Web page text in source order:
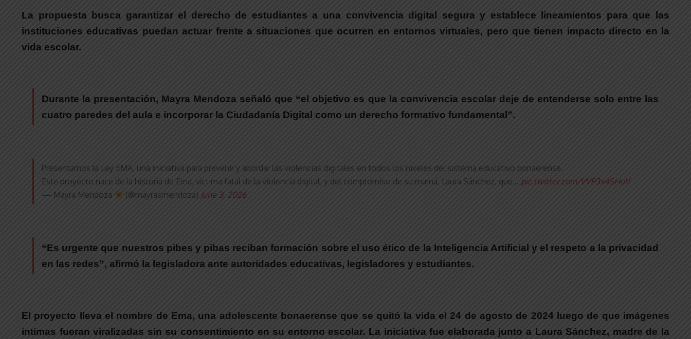
La propuesta busca garantizar el derecho de estudiantes a una convivencia digital seguray establece lineamientos para que las
instituciones educativas puedan actuar frente a situaciones que ocurren en entornos virtuales, pero que tienen impacto directo en la
vida escolar.
Durante la presentación, Mayra Mendoza señaló que “el objetivo es que la convivencia escolar deje de entenderse solo entre las
cuatro paredes del aula e incorporar la Ciudadanía Digital como un derecho formativo fundamental”.
Presentamos la Ley EMA, una iniciativa para prevenir y abordar las violencias digitales en todos los niveles del sistema educativo bonaerense.
Este proyecto nace de la historia de Ema, víctima fatal de la violencia digital, y del compromiso de su mamá, Laura Sánchez, que… pic.twitter.com/VVP3x4SHuV
— Mayra Mendoza
(@mayrasmendoza) June 3, 2026
“Es urgente que nuestros pibes y pibas reciban formación sobre el uso ético de la Inteligencia Artificial y el respeto a la privacidad
en las redes”, afirmó la legisladora ante autoridades educativas, legisladores y estudiantes.
El proyecto lleva el nombre de Ema, una adolescente bonaerense que se quitó la vida el 24 de agosto de 2024 luego de que imágenes
íntimas fueran viralizadas sin su consentimiento en su entorno escolar. La iniciativa fue elaborada junto a Laura Sánchez, madre de la